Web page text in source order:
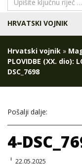
HRVATSKI VOJNIK
Hrvatski vojnik »
PLOVIDBE (XX.
DSC_7698
Pošalji dalje:
4-
22.05.2025